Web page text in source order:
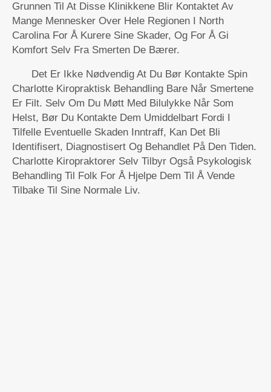
Grunnen Til At Disse Klinikkene Blir Kontaktet Av
Mange Mennesker Over Hele Regionen I North
Carolina For Å Kurere Sine Skader, Og For Å Gi
Komfort Selv Fra Smerten De Bærer.
Det Er Ikke Nødvendig At Du Bør Kontakte Spin
Charlotte Kiropraktisk Behandling Bare Når Smertene
Er Filt. Selv Om Du Møtt Med Bilulykke Når Som
Helst, Bør Du Kontakte Dem Umiddelbart Fordi I
Tilfelle Eventuelle Skaden Inntraff, Kan Det Bli
Identifisert, Diagnostisert Og Behandlet På Den Tiden.
Charlotte Kiropraktorer Selv Tilbyr Også Psykologisk
Behandling Til Folk For Å Hjelpe Dem Til Å Vende
Tilbake Til Sine Normale Liv.